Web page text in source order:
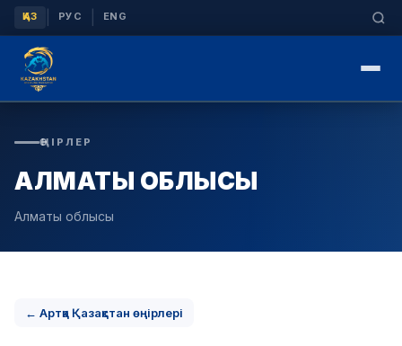
ҚАЗ РУС ENG
ӨҢІРЛЕР
АЛМАТЫ ОБЛЫСЫ
Алматы облысы
← Артқа Қазақстан өңірлері